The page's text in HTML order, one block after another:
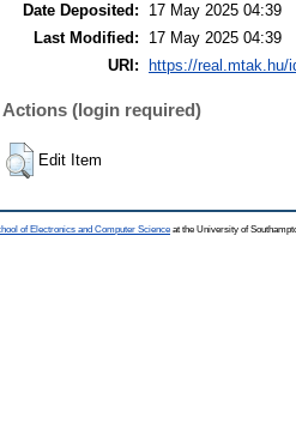
Date Deposited:
17 May 2025 04:39
Last Modified:
17 May 2025 04:39
URI:
https://real.mtak.hu/
Actions (login required)
Edit Item
of Electronics and Computer Science at the University of